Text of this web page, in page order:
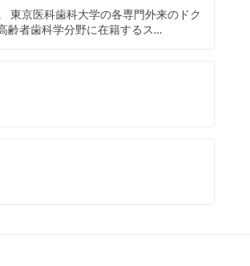
東京医科歯科大学の各専門外来のドク
齢者歯科学分野に在籍するス…